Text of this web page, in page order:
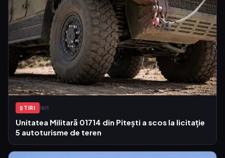
ŞTIRI Ieri
Unitatea Militară 01714 din Pitești a scos la licitație
5 autoturisme de teren